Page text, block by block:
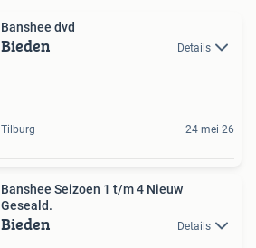
Banshee dvd
Bieden Details
Tilburg 24 mei 26
Banshee Seizoen 1 t/m 4 Nieuw
Geseald.
Bieden Details